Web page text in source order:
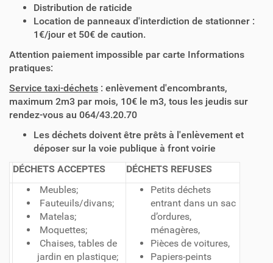
Distribution de raticide
Location de panneaux d'interdiction de stationner :
1€/jour et 50€ de caution.
Attention paiement impossible par carte Informations
pratiques:
Service taxi-déchets : enlèvement d'encombrants,
maximum 2m3 par mois, 10€ le m3, tous les jeudis sur
rendez-vous au 064/43.20.70
Les déchets doivent être prêts à l'enlèvement et
déposer sur la voie publique à front voirie
DÉCHETS ACCEPTES
DÉCHETS REFUSES
Meubles;
Fauteuils/divans;
Matelas;
Moquettes;
Chaises, tables de
jardin en plastique;
Petits déchets
entrant dans un sac
d’ordures,
ménagères,
Pièces de voitures,
Papiers-peints